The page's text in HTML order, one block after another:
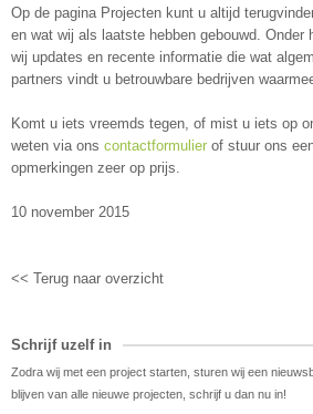
Op de pagina Projecten kunt u altijd
en wat wij als laatste hebben gebouwd. Onder
wij updates en recente informatie die wat
partners vindt u betrouwbare bedrijven
Komt u iets vreemds tegen, of mist u iets op
weten via ons contactformulier of stuur ons
opmerkingen zeer op prijs.
10 november 2015
<< Terug naar overzicht
Schrijf uzelf in
Zodra wij met een project starten, sturen wij een
blijven van alle nieuwe projecten, schrijf u dan nu in!